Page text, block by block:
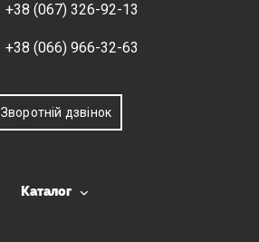
+38 (067) 326-92-13
+38 (066) 966-32-63
Зворотній дзвінок
Каталог